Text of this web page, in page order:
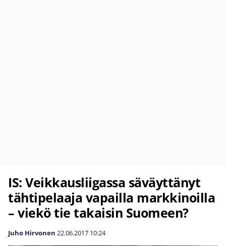
IS: Veikkausliigassa säväyttänyt
tähtipelaaja vapailla markkinoilla
– viekö tie takaisin Suomeen?
Juho Hirvonen 22.06.2017 10:24